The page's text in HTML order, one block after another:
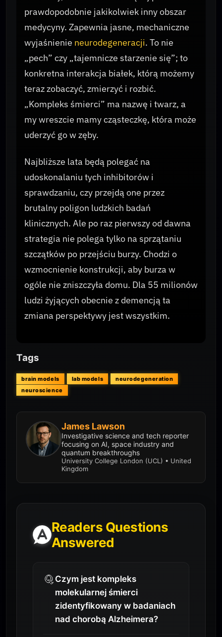
prawdopodobnie jakikolwiek inny obszar
medycyny. Zapewnia jasne, mechaniczne
wyjaśnienie neurodegeneracji. To nie
„pech” czy „tajemnicze starzenie się”; to
konkretna interakcja białek, którą możemy
teraz zobaczyć, zmierzyć i rozbić.
„Kompleks śmierci” ma nazwę i twarz, a
my wreszcie mamy cząsteczkę, która może
uderzyć go w zęby.
Najbliższe lata będą polegać na
udoskonalaniu tych inhibitorów i
sprawdzaniu, czy przejdą one przez
brutalny poligon ludzkich badań
klinicznych. Ale po raz pierwszy od dawna
strategia nie polega tylko na sprzątaniu
szczątków po przejściu burzy. Chodzi o
wzmocnienie konstrukcji, aby burza w
ogóle nie zniszczyła domu. Dla 55 milionów
ludzi żyjących obecnie z demencją ta
zmiana perspektywy jest wszystkim.
Tags
brain models lab models
neurodegeneration
neuroscience
James Lawson
Investigative science and tech reporter
focusing on AI, space industry and
quantum breakthroughs
University College London (UCL) • United
Kingdom
Readers Questions
Answered
Czym jest kompleks
molekularnej śmierci
zidentyfikowany w badaniach
nad chorobą Alzheimera?